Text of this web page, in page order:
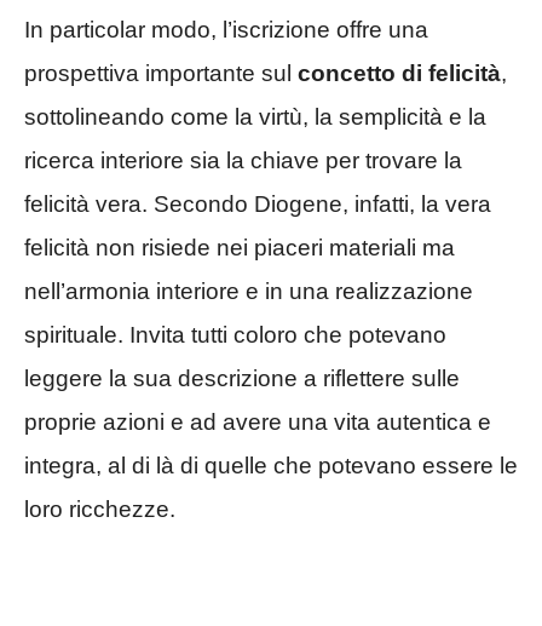
In particolar modo, l’iscrizione offre una
prospettiva importante sul concetto di felicità,
sottolineando come la virtù, la semplicità e la
ricerca interiore sia la chiave per trovare la
felicità vera. Secondo Diogene, infatti, la vera
felicità non risiede nei piaceri materiali ma
nell’armonia interiore e in una realizzazione
spirituale. Invita tutti coloro che potevano
leggere la sua descrizione a riflettere sulle
proprie azioni e ad avere una vita autentica e
integra, al di là di quelle che potevano essere le
loro ricchezze.